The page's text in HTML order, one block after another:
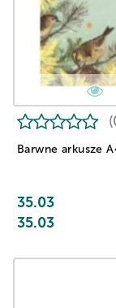
Barwne arkusze
35.03
35.03